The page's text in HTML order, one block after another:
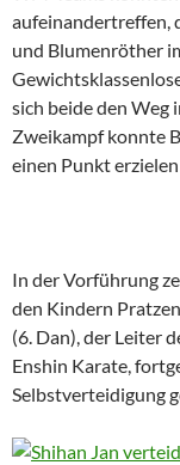
aufeinandertreffen,
und Blumenröther
sich beide den Weg
Zweikampf konnte
einen Punkt
In der Vorführung
den Kindern
(6. Dan), der Leiter
Enshin Karate,
Selbstverteidigung